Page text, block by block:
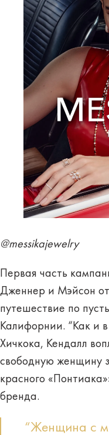
@messikajewelry
Первая часть
Дженнер и Мэйсон
путешествие по
Калифорнии. “Как и
Хичкока, Кендалл
свободную женщину
красного
бренда.
“Женщина с